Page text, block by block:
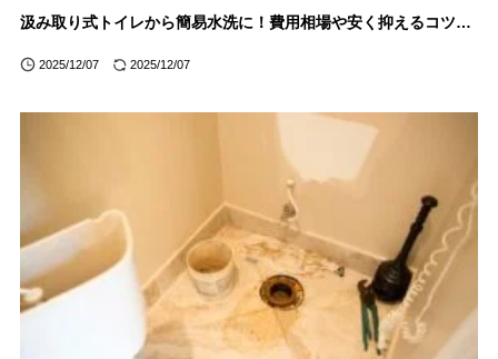
汲み取り式トイレから簡易水洗に！費用相場や安く抑えるコツを徹底解説
2025/12/07 2025/12/07